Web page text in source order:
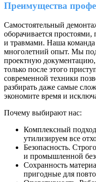
Преимущества
Самостоятельный
оборачивается
и травмами. Наша
многолетний опыт. Мы
проектную документацию,
только после этого
современной техники
разбирать даже самые
экономите время и
Почему выбирают нас:
Комплексный
утилизируем все
Безопасность.
и промышленной
Сохранность
пригодные для